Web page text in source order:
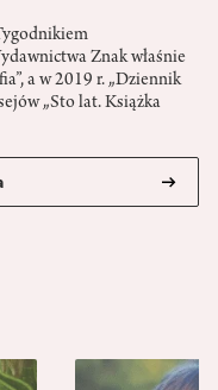
Znak właśnie
a w 2019 r. „Dziennik
„Sto lat. Książka